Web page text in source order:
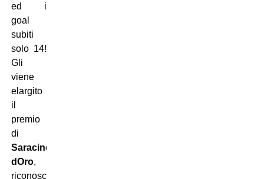
ed i
goal
subiti
solo 14!
Gli
viene
elargito
il
premio
di
Saracinesca
dOro,
riconoscimento